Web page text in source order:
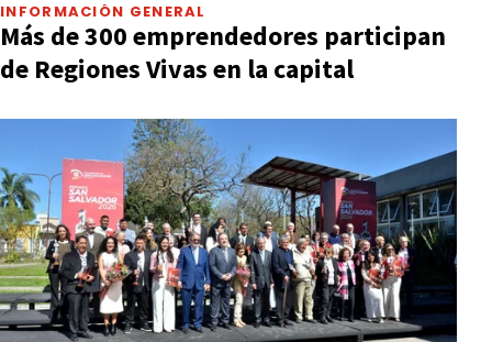
INFORMACIÓN GENERAL
Más de 300 emprendedores participan
de Regiones Vivas en la capital